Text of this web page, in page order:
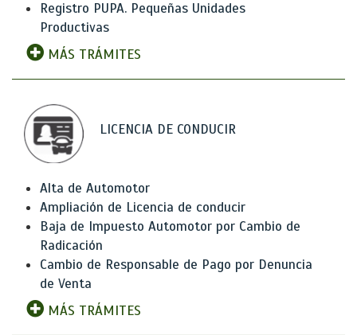
Registro PUPA. Pequeñas Unidades
Productivas
MÁS TRÁMITES
LICENCIA DE CONDUCIR
Alta de Automotor
Ampliación de Licencia de conducir
Baja de Impuesto Automotor por Cambio de
Radicación
Cambio de Responsable de Pago por Denuncia
de Venta
MÁS TRÁMITES